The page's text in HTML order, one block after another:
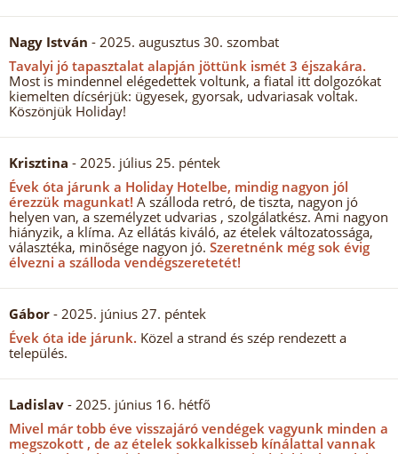
Nagy István - 2025. augusztus 30. szombat
Tavalyi jó tapasztalat alapján jöttünk ismét 3 éjszakára.
Most is mindennel elégedettek voltunk, a fiatal itt dolgozókat
kiemelten dícsérjük: ügyesek, gyorsak, udvariasak voltak.
Köszönjük Holiday!
Krisztina - 2025. július 25. péntek
Évek óta járunk a Holiday Hotelbe, mindig nagyon jól
érezzük magunkat! A szálloda retró, de tiszta, nagyon jó
helyen van, a személyzet udvarias , szolgálatkész. Ami nagyon
hiányzik, a klíma. Az ellátás kiváló, az ételek változatossága,
választéka, minősége nagyon jó. Szeretnénk még sok évig
élvezni a szálloda vendégszeretetét!
Gábor - 2025. június 27. péntek
Évek óta ide járunk. Közel a strand és szép rendezett a
település.
Ladislav - 2025. június 16. hétfő
Mivel már tobb éve visszajáró vendégek vagyunk minden a
megszokott , de az ételek sokkalkisseb kínálattal vannak